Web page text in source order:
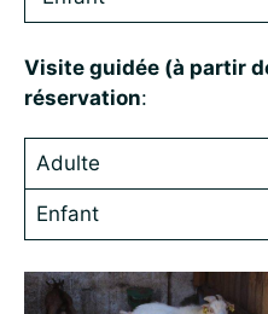
Visite guidée (à partir
réservation:
Adulte
Enfant